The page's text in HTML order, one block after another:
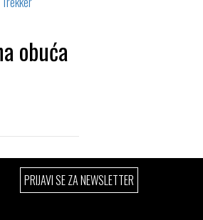
PRIJAVI SE ZA NEWSLETTER